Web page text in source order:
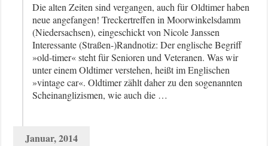
Die alten Zeiten sind vergangen, auch für Oldtimer haben
neue angefangen! Treckertreffen in Moorwinkelsdamm
(Niedersachsen), eingeschickt von Nicole Janssen
Interessante (Straßen-)Randnotiz: Der englische Begriff
»old-timer« steht für Senioren und Veteranen. Was wir
unter einem Oldtimer verstehen, heißt im Englischen
»vintage car«. Oldtimer zählt daher zu den sogenannten
Scheinanglizismen, wie auch die …
Januar, 2014